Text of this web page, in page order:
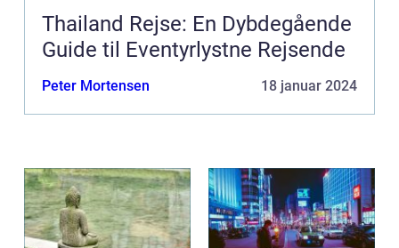
Thailand Rejse: En Dybdegående
Guide til Eventyrlystne Rejsende
Peter Mortensen 18 januar 2024